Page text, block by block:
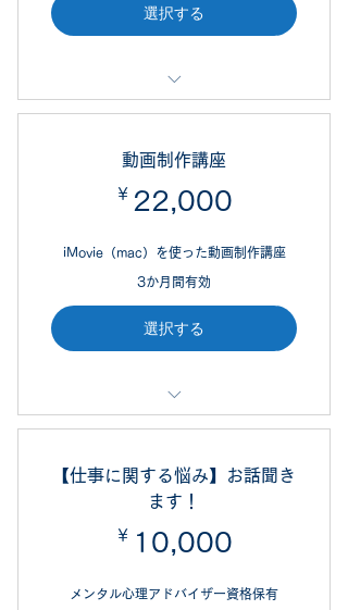
選択する
初心者・未経験者向けの講座です
可能です。
オンライン面談（Zoomやハングア
ウト等）も可能です。
動画制作講座
￥ 22,000
iMovie（mac）を使った動画制作講座
3か月間有効
選択する
初心者・未経験者向けの講座です
マンツーマンor3名様まで同時対応
ウト等）も可能です。
【仕事に関する悩み】お話聞き
ます！
￥ 10,000
メンタル心理アドバイザー資格保有